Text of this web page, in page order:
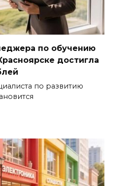
по обучению
достигла
по развитию